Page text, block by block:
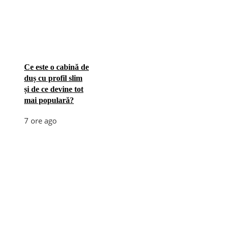
Ce este o cabină de
duș cu profil slim
și de ce devine tot
mai populară?
7 ore ago